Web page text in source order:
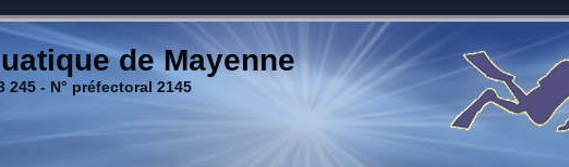
de Mayenne
245 - N° préfectoral 2145